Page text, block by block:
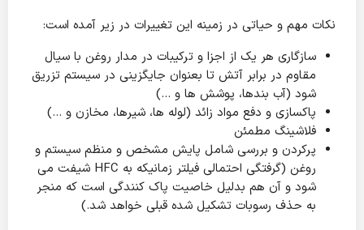
نکات مهم و حیاتی در زمینه این تغییرات در زیر آمده است:
سازگاری هر یک از اجزا و ترکیبات در مدار روغن با سیال
مقاوم در برابر آتش تا بعنوان جایگزینی در سیستم تزریق
شود (آب بندها، پوشش ها و …)
پاکسازی و دفع مواد زائد (لوله ها، شیرها، مخازن و …)
فلاشینگ مطمئن
پرکردن و بررسی شامل پایش مشخص و منظم سیستم و
روغن (گرفتگی احتمالی فیلتر زمانیکه به HFC شیفت می
شود و آن هم بدلیل خاصیت پاک کنندگی است که منجر
به حذف رسوبات تشکیل شده قبلی خواهد شد.)